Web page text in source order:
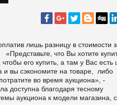
лишь разницу в стоимости
что Вы хотите
его купить, а там у Вас есть
и вы сэкономите на товаре, либо
во время аукциона», -
доступна благодаря тесному
аукциона к модели магазина, с